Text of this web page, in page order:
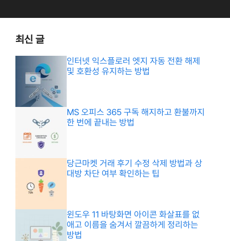
최신 글
인터넷 익스플로러 엣지 자동 전환 해제
및 호환성 유지하는 방법
MS 오피스 365 구독 해지하고 환불까지
한 번에 끝내는 방법
당근마켓 거래 후기 수정 삭제 방법과 상
대방 차단 여부 확인하는 팁
윈도우 11 바탕화면 아이콘 화살표를 없
애고 이름을 숨겨서 깔끔하게 정리하는
방법